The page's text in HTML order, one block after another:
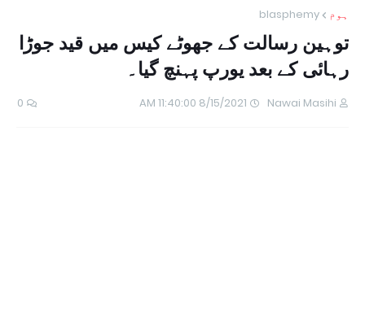
ہوم blasphemy
توہین رسالت کے جھوٹے کیس میں قید جوڑا
رہائی کے بعد یورپ پہنچ گیا۔
Nawai Masihi
8/15/2021 11:40:00 AM
0